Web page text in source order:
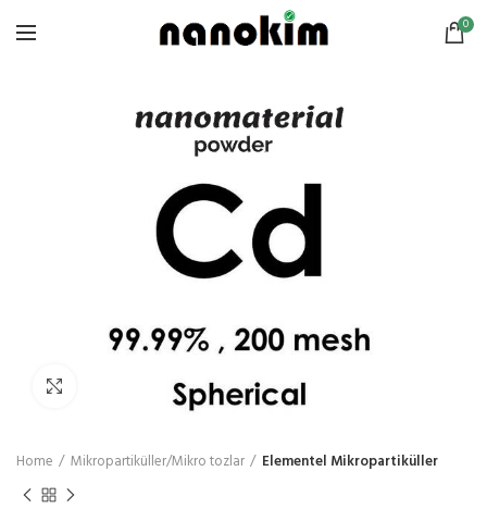
0
Click to enlarge
Home Mikropartiküller/Mikro tozlar Elementel Mikropartiküller